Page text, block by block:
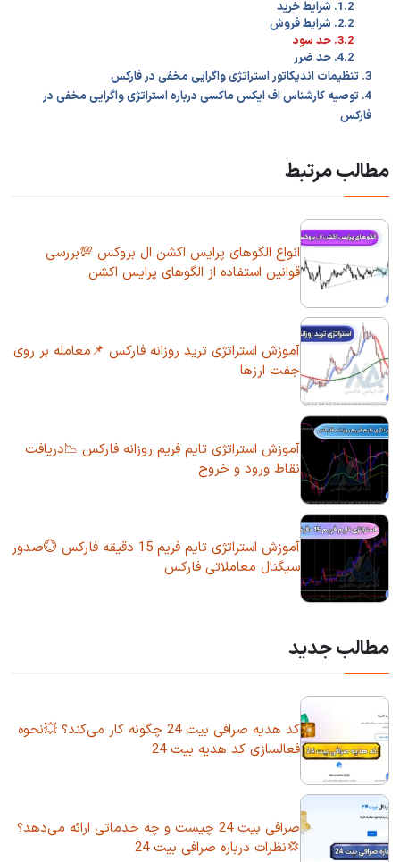
1.2. شرایط خرید
2.2. شرایط فروش
3.2. حد سود
4.2. حد ضرر
3. تنظیمات اندیکاتور استراتژی واگرایی مخفی در فارکس
4. توصیه کارشناس اف ایکس ماکسی درباره استراتژی واگرایی مخفی در
فارکس
مطالب مرتبط
انواع الگوهای پرایس اکشن ال بروکس 💯بررسی
قوانین استفاده از الگوهای پرایس اکشن
آموزش استراتژی ترید روزانه فارکس 📌معامله بر روی
جفت ارزها
آموزش استراتژی تایم فریم روزانه فارکس 📉دریافت
نقاط ورود و خروج
آموزش استراتژی تایم فریم 15 دقیقه فارکس 💮صدور
سیگنال معاملاتی فارکس
مطالب جدید
کد هدیه صرافی بیت 24 چگونه کار می‌کند؟ 💥نحوه
فعالسازی کد هدیه بیت 24
صرافی بیت 24 چیست و چه خدماتی ارائه می‌دهد؟
💢نظرات درباره صرافی بیت 24